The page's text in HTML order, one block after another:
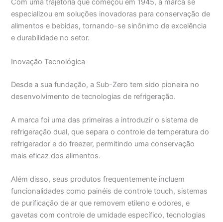
Com uma trajetória que começou em 1945, a marca se
especializou em soluções inovadoras para conservação de
alimentos e bebidas, tornando-se sinônimo de excelência
e durabilidade no setor.
Inovação Tecnológica
Desde a sua fundação, a Sub-Zero tem sido pioneira no
desenvolvimento de tecnologias de refrigeração.
A marca foi uma das primeiras a introduzir o sistema de
refrigeração dual, que separa o controle de temperatura do
refrigerador e do freezer, permitindo uma conservação
mais eficaz dos alimentos.
Além disso, seus produtos frequentemente incluem
funcionalidades como painéis de controle touch, sistemas
de purificação de ar que removem etileno e odores, e
gavetas com controle de umidade específico, tecnologias